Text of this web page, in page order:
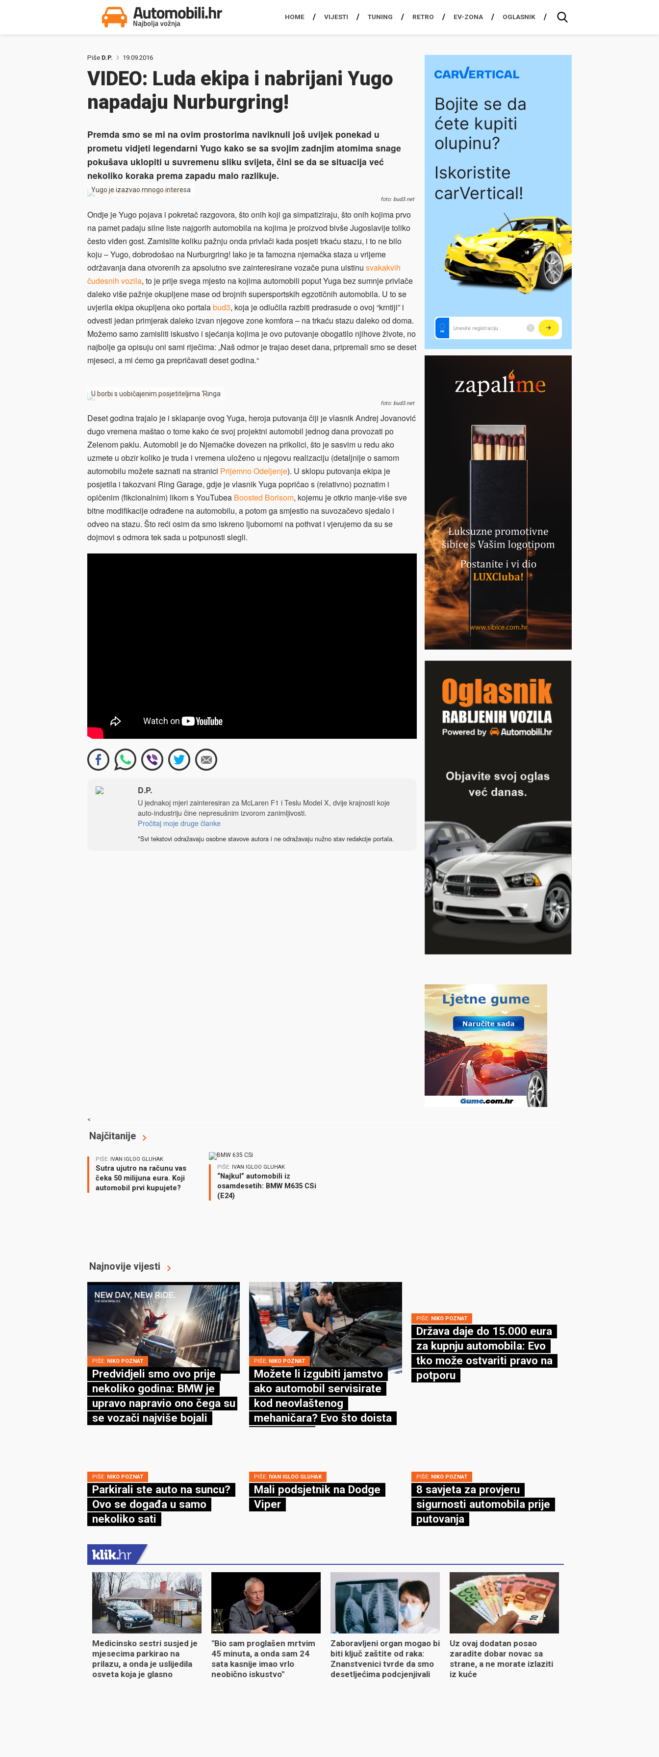
HOME VIJESTI TUNING RETRO EV-ZONA OGLASNIK
Piše D.P. 19.09.2016
VIDEO: Luda ekipa i nabrijani Yugo
napadaju Nurburgring!
Premda smo se mi na ovim prostorima naviknuli još uvijek ponekad u
prometu vidjeti legendarni Yugo kako se sa svojim zadnjim atomima snage
pokušava uklopiti u suvremenu sliku svijeta, čini se da se situacija već
nekoliko koraka prema zapadu malo razlikuje.
Yugo je izazvao mnogo interesa
foto: bud3.net
Ondje je Yugo pojava i pokretač razgovora, što onih koji ga simpatiziraju, što onih kojima prvo
na pamet padaju silne liste najgorih automobila na kojima je proizvod bivše Jugoslavije toliko
često viđen gost. Zamislite koliku pažnju onda privlači kada posjeti trkaću stazu, i to ne bilo
koju – Yugo, dobrodošao na Nurburgring! Iako je ta famozna njemačka staza u vrijeme
održavanja dana otvorenih za apsolutno sve zainteresirane vozače puna uistinu svakakvih
čudesnih vozila, to je prije svega mjesto na kojima automobili poput Yuga bez sumnje privlače
daleko više pažnje okupljene mase od brojnih supersportskih egzotičnih automobila. U to se
uvjerila ekipa okupljena oko portalabud3, koja je odlučila razbiti predrasude o ovoj “krntiji” i
odvesti jedan primjerak daleko izvan njegove zone komfora – na trkaću stazu daleko od doma.
Možemo samo zamisliti iskustvo i sjećanja kojima je ovo putovanje obogatilo njihove živote, no
najbolje ga opisuju oni sami riječima: „Naš odmor je trajao deset dana, pripremali smo se deset
mjeseci, a mi ćemo ga prepričavati deset godina.“
U borbi s uobičajenim posjetiteljima ‘Ringa
foto: bud3.net
Deset godina trajalo je i sklapanje ovog Yuga, heroja putovanja čiji je vlasnik Andrej Jovanović
dugo vremena maštao o tome kako će svoj projektni automobil jednog dana provozati po
Zelenom paklu. Automobil je do Njemačke dovezen na prikolici, što je sasvim u redu ako
uzmete u obzir koliko je truda i vremena uloženo u njegovu realizaciju (detaljnije o samom
automobilu možete saznati na stranici Prijemno Odeljenje). U sklopu putovanja ekipa je
posjetila i takozvani Ring Garage, gdje je vlasnik Yuga popričao s (relativno) poznatim i
opičenim (fikcionalnim) likom s YouTubea Boosted Borisom, kojemu je otkrio manje-više sve
bitne modifikacije odrađene na automobilu, a potom ga smjestio na suvozačevo sjedalo i
odveo na stazu. Što reći osim da smo iskreno ljubomorni na pothvat i vjerujemo da su se
dojmovi s odmora tek sada u potpunosti slegli.
D.P.
U jednakoj mjeri zainteresiran za McLaren F1 i Teslu Model X, dvije krajnosti koje
auto-industriju čine nepresušnim izvorom zanimljivosti.
Pročitaj moje druge članke
*Svi tekstovi odražavaju osobne stavove autora i ne odražavaju nužno stav redakcije portala.
<
Najčitanije
PIŠE: IVAN IGLOO GLUHAK
Sutra ujutro na računu vas
čeka 50 milijuna eura. Koji
automobil prvi kupujete?
PIŠE: IVAN IGLOO GLUHAK
“Najkul” automobili iz
osamdesetih: BMW M635 CSi
(E24)
Najnovije vijesti
PIŠE: NIKO POZNAT
Predvidjeli smo ovo prije
nekoliko godina: BMW je
upravo napravio ono čega su
se vozači najviše bojali
PIŠE: NIKO POZNAT
Možete li izgubiti jamstvo
ako automobil servisirate
kod neovlaštenog
mehaničara? Evo što doista
PIŠE: NIKO POZNAT
Država daje do 15.000 eura
za kupnju automobila: Evo
tko može ostvariti pravo na
potporu
PIŠE: NIKO POZNAT
Parkirali ste auto na suncu?
Ovo se događa u samo
nekoliko sati
PIŠE: IVAN IGLOO GLUHAK
Mali podsjetnik na Dodge
Viper
PIŠE: NIKO POZNAT
8 savjeta za provjeru
sigurnosti automobila prije
putovanja
Medicinsko sestri susjed je
mjesecima parkirao na
prilazu, a onda je uslijedila
osveta koja je glasno
"Bio sam proglašen mrtvim
45 minuta, a onda sam 24
sata kasnije imao vrlo
neobično iskustvo"
Zaboravljeni organ mogao bi
biti ključ zaštite od raka:
Znanstvenici tvrde da smo
desetljećima podcjenjivali
Uz ovaj dodatan posao
zaradite dobar novac sa
strane, a ne morate izlaziti
iz kuće